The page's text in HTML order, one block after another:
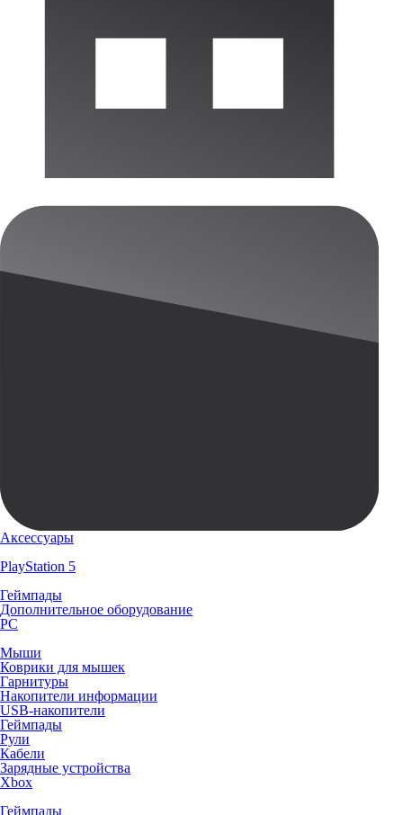
Аксессуары
PlayStation 5
Геймпады
Дополнительное оборудование
PC
Мыши
Коврики для мышек
Гарнитуры
Накопители информации
USB-накопители
Геймпады
Рули
Кабели
Зарядные устройства
Xbox
Геймпады